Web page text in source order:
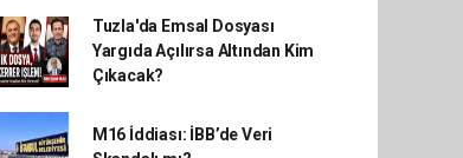
Tuzla'da Emsal Dosyası
Yargıda Açılırsa Altından Kim
Çıkacak?
M16 İddiası: İBB’de Veri